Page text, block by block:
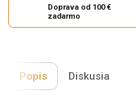
Doprava od 100 €
zadarmo
Popis Diskusia